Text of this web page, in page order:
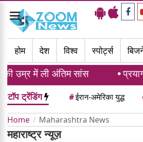
Toggle
navigation
होम
देश विश्व स्पोर्ट्स
में ली अंतिम सांस
टॉप ट्रेंडिंग #ईरान-अमेरिका युद्ध
Home Maharashtra News
महाराष्ट्र न्यूज़